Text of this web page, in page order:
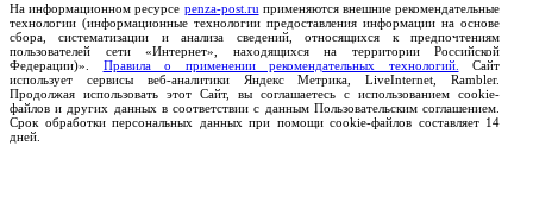
На информационном ресурсе penza-post.ruприменяются внешние рекомендательные
технологии (информационные технологии предоставления информации на основе
сбора, систематизации и анализа сведений, относящихся к предпочтениям
пользователей сети «Интернет», находящихся на территории Российской
Федерации)». Правила о применении рекомендательных технологий. Сайт
использует сервисы веб-аналитики Яндекс Метрика, LiveInternet, Rambler.
Продолжая использовать этот Сайт, вы соглашаетесь с использованием cookie-
файлов и других данных в соответствии с данным Пользовательским соглашением.
Срок обработки персональных данных при помощи cookie-файлов составляет 14
дней.